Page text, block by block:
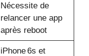
Nécessite de
relancer une app
après reboot
iPhone 6s et